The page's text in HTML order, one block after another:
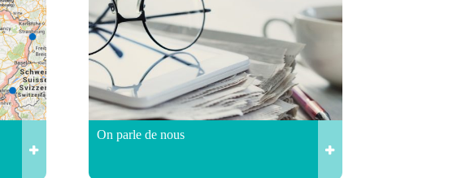
On parle de nous